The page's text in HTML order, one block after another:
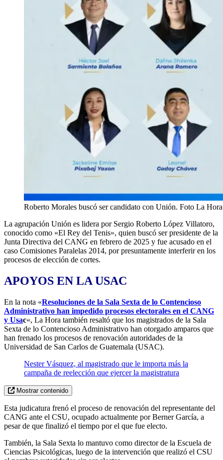
Roberto Morales buscó ser candidato con Unión. Foto La
La agrupación Unión es lidera por Sergio Roberto López Villatoro,
conocido como «El Rey del Tenis», quien buscó ser presidente de la
Junta Directiva del CANG en febrero de 2025 y fue acusado en el
caso Comisiones Paralelas 2014, por presuntamente interferir en los
procesos de elección de cortes.
APOYOS EN LA USAC
En la nota «Resoluciones de la Sala Sexta de lo Contencioso
Administrativo han impedido procesos electorales en el CANG
y Usac«, La Hora también resaltó que los magistrados de la Sala
Sexta de lo Contencioso Administrativo han otorgado amparos que
han frenado los procesos de renovación autoridades de la
Universidad de San Carlos de Guatemala (USAC).
Nester Vásquez, al magistrado que le importa más la
campaña de reelección que ejercer la magistratura
Mostrar contenido
Esta judicatura frenó el proceso de renovación del representante del
CANG ante el CSU, ocupado actualmente por Berner García, a
pesar de que finalizó el tiempo por el que fue electo.
También, la Sala Sexta lo mantuvo como director de la Escuela de
Ciencias Psicológicas, luego de la intervención que realizó el CSU